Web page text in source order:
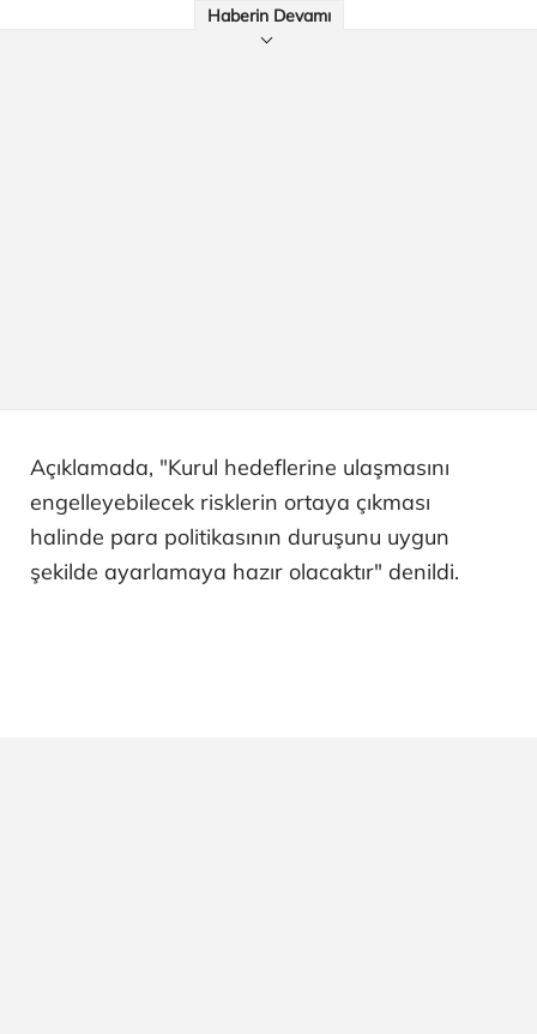
Haberin Devamı
Açıklamada, "Kurul hedeflerine ulaşmasını
engelleyebilecek risklerin ortaya çıkması
halinde para politikasının duruşunu uygun
şekilde ayarlamaya hazır olacaktır" denildi.